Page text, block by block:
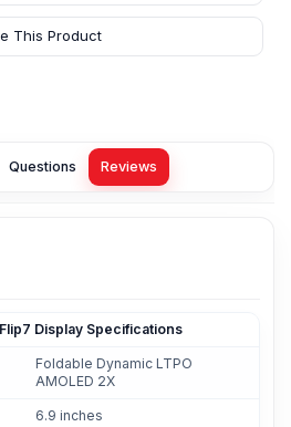
This Product
Questions Reviews
Display Specifications
Foldable Dynamic LTPO
AMOLED 2X
6.9 inches